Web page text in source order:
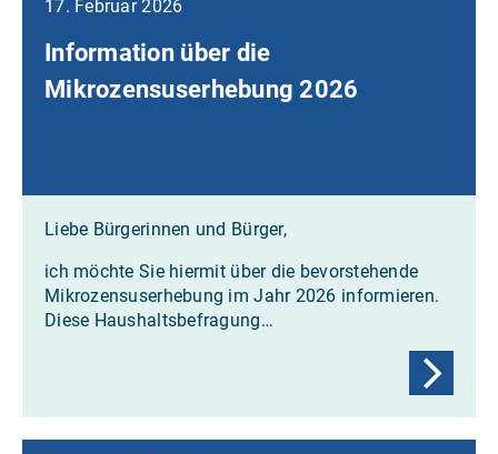
17. Februar 2026
Information über die
Mikrozensuserhebung 2026
Liebe Bürgerinnen und Bürger,
ich möchte Sie hiermit über die bevorstehende
Mikrozensuserhebung im Jahr 2026 informieren.
Diese Haushaltsbefragung…